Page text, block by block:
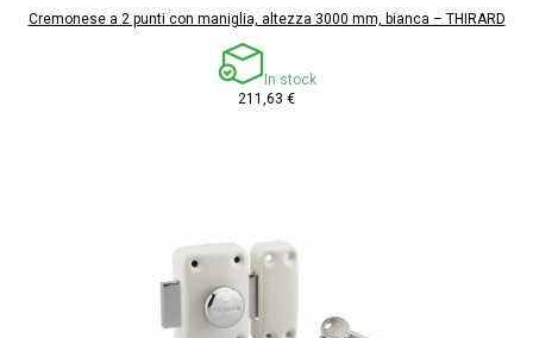
Cremonese a 2 punti con maniglia, altezza 3000 mm, bianca – THIRARD
In stock
211,63 €